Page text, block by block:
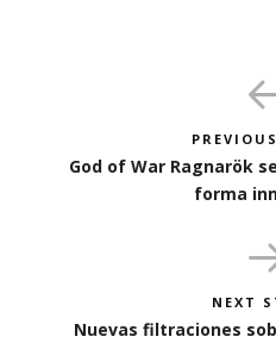
God of War Ragnarök
forma
NEXT
Nuevas filtraciones